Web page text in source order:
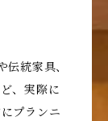
統家具、
、実際に
プランニ